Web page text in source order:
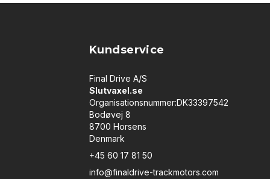
Kundservice
Final Drive A/S
Slutvaxel.se
Organisationsnummer:DK33397542
Bodøvej 8
8700 Horsens
Denmark
+45 60 17 81 50
info@finaldrive-trackmotors.com